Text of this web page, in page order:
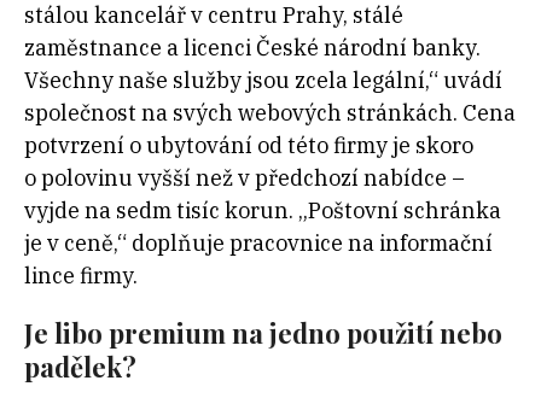
stálou kancelář v centru Prahy, stálé
zaměstnance a licenci České národní banky.
Všechny naše služby jsou zcela legální,“ uvádí
společnost na svých webových stránkách. Cena
potvrzení o ubytování od této firmy je skoro
o polovinu vyšší než v předchozí nabídce –
vyjde na sedm tisíc korun. „Poštovní schránka
je v ceně,“ doplňuje pracovnice na informační
lince firmy.
Je libo premium na jedno použití nebo
padělek?